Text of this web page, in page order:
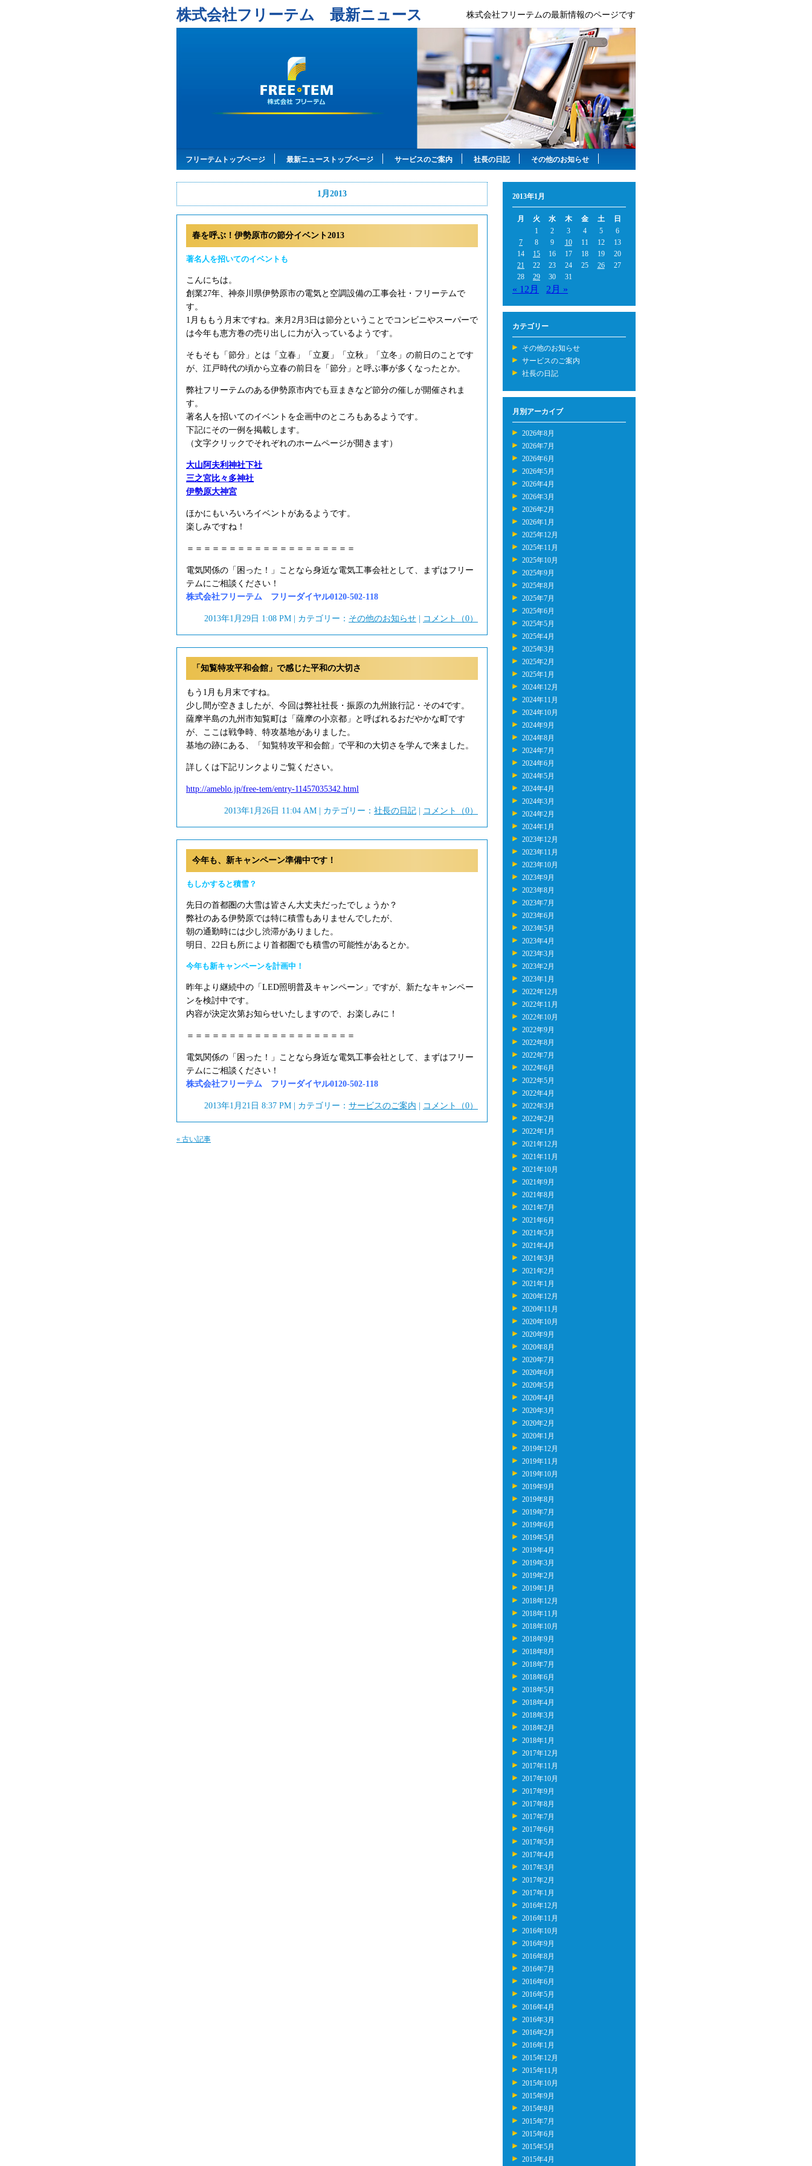
株式会社フリーテム 最新ニュース 株式会社フリーテムの最新情報のページです
フリーテムトップページ 最新ニューストップページ サービスのご案内 社長の日記 その他のお知らせ
1月2013
春を呼ぶ！伊勢原市の節分イベント2013
著名人を招いてのイベントも
こんにちは。
創業27年、神奈川県伊勢原市の電気と空調設備の工事会社・フリーテムで
す。
1月ももう月末ですね。来月2月3日は節分ということでコンビニやスーパーで
は今年も恵方巻の売り出しに力が入っているようです。
そもそも「節分」とは「立春」「立夏」「立秋」「立冬」の前日のことです
が、江戸時代の頃から立春の前日を「節分」と呼ぶ事が多くなったとか。
弊社フリーテムのある伊勢原市内でも豆まきなど節分の催しが開催されま
す。
著名人を招いてのイベントを企画中のところもあるようです。
下記にその一例を掲載します。
（文字クリックでそれぞれのホームページが開きます）
大山阿夫利神社下社
三之宮比々多神社
伊勢原大神宮
ほかにもいろいろイベントがあるようです。
楽しみですね！
＝＝＝＝＝＝＝＝＝＝＝＝＝＝＝＝＝＝＝＝
電気関係の「困った！」ことなら身近な電気工事会社として、まずはフリー
テムにご相談ください！
株式会社フリーテム フリーダイヤル0120-502-118
2013年1月29日 1:08 PM | カテゴリー： その他のお知らせ コメント（0）
「知覧特攻平和会館」で感じた平和の大切さ
もう1月も月末ですね。
少し間が空きましたが、今回は弊社社長・振原の九州旅行記・その4です。
薩摩半島の九州市知覧町は「薩摩の小京都」と呼ばれるおだやかな町です
が、ここは戦争時、特攻基地がありました。
基地の跡にある、「知覧特攻平和会館」で平和の大切さを学んで来ました。
詳しくは下記リンクよりご覧ください。
http://ameblo.jp/free-tem/entry-11457035342.html
2013年1月26日 11:04 AM | カテゴリー： 社長の日記 コメント（0）
今年も、新キャンペーン準備中です！
もしかすると積雪？
先日の首都圏の大雪は皆さん大丈夫だったでしょうか？
弊社のある伊勢原では特に積雪もありませんでしたが、
朝の通勤時には少し渋滞がありました。
明日、22日も所により首都圏でも積雪の可能性があるとか。
今年も新キャンペーンを計画中！
昨年より継続中の「LED照明普及キャンペーン」ですが、新たなキャンペー
ンを検討中です。
内容が決定次第お知らせいたしますので、お楽しみに！
＝＝＝＝＝＝＝＝＝＝＝＝＝＝＝＝＝＝＝＝
電気関係の「困った！」ことなら身近な電気工事会社として、まずはフリー
テムにご相談ください！
株式会社フリーテム フリーダイヤル0120-502-118
2013年1月21日 8:37 PM | カテゴリー： サービスのご案内 コメント（0）
« 古い記事
2013年1月
月 火 水 木 金 土
日
1
2 3 4 5
6
7
8 9 10 11 12
13
14
15 16 17 18 19
20
21
22 23 24 25 26
27
28
29 30 31
« 12月 2月 »
カテゴリー
その他のお知らせ
サービスのご案内
社長の日記
月別アーカイブ
2026年8月
2026年7月
2026年6月
2026年5月
2026年4月
2026年3月
2026年2月
2026年1月
2025年12月
2025年11月
2025年10月
2025年9月
2025年8月
2025年7月
2025年6月
2025年5月
2025年4月
2025年3月
2025年2月
2025年1月
2024年12月
2024年11月
2024年10月
2024年9月
2024年8月
2024年7月
2024年6月
2024年5月
2024年4月
2024年3月
2024年2月
2024年1月
2023年12月
2023年11月
2023年10月
2023年9月
2023年8月
2023年7月
2023年6月
2023年5月
2023年4月
2023年3月
2023年2月
2023年1月
2022年12月
2022年11月
2022年10月
2022年9月
2022年8月
2022年7月
2022年6月
2022年5月
2022年4月
2022年3月
2022年2月
2022年1月
2021年12月
2021年11月
2021年10月
2021年9月
2021年8月
2021年7月
2021年6月
2021年5月
2021年4月
2021年3月
2021年2月
2021年1月
2020年12月
2020年11月
2020年10月
2020年9月
2020年8月
2020年7月
2020年6月
2020年5月
2020年4月
2020年3月
2020年2月
2020年1月
2019年12月
2019年11月
2019年10月
2019年9月
2019年8月
2019年7月
2019年6月
2019年5月
2019年4月
2019年3月
2019年2月
2019年1月
2018年12月
2018年11月
2018年10月
2018年9月
2018年8月
2018年7月
2018年6月
2018年5月
2018年4月
2018年3月
2018年2月
2018年1月
2017年12月
2017年11月
2017年10月
2017年9月
2017年8月
2017年7月
2017年6月
2017年5月
2017年4月
2017年3月
2017年2月
2017年1月
2016年12月
2016年11月
2016年10月
2016年9月
2016年8月
2016年7月
2016年6月
2016年5月
2016年4月
2016年3月
2016年2月
2016年1月
2015年12月
2015年11月
2015年10月
2015年9月
2015年8月
2015年7月
2015年6月
2015年5月
2015年4月